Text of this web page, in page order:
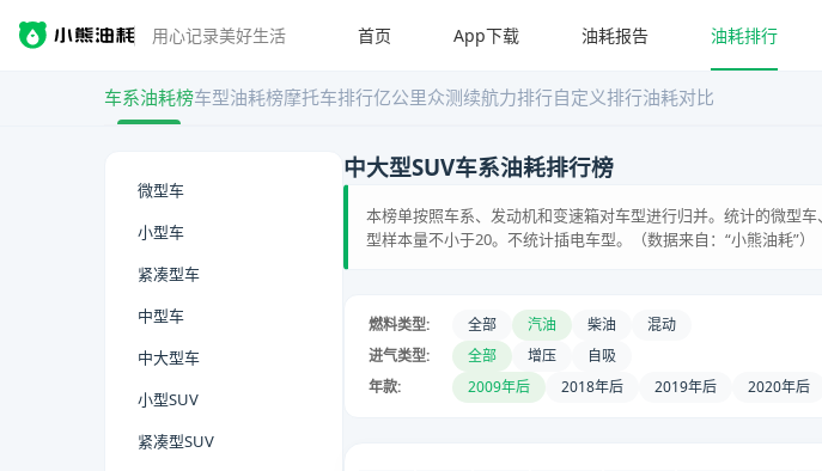
用心记录美好生活 首页 App下载 油耗报告 油耗排行
车系油耗榜车型油耗榜摩托车排行亿公里众测续航力排行自定义排行油耗对比
微型车
小型车
紧凑型车
中型车
中大型车
小型SUV
紧凑型SUV
中大型SUV车系油耗排行榜
本榜单按照车系、发动机和变速箱对车型进行归并。统计的微型
型样本量不小于20。不统计插电车型。（数据来自：“小熊油耗”）
燃料类型: 全部 汽油 柴油 混动
进气类型:
全部 增压 自吸
年款:
2009年后 2018年后 2019年后 2020年后